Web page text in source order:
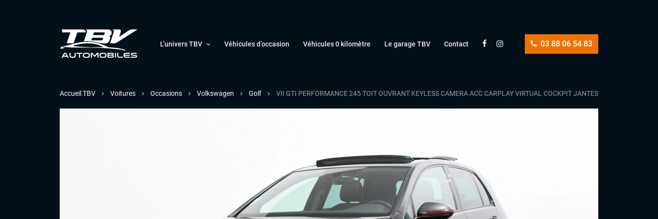
03 88 06 54 83
L’univers TBV Véhicules d’occasion Véhicules 0 kilomètre Le garage TBV Contact
Accueil TBV Voitures Occasions Volkswagen Golf VII GTI PERFORMANCE 245 TOIT OUVRANT KEYLESS CAMERA ACC CARPLAY VIRTUAL COCKPIT JANTES 19